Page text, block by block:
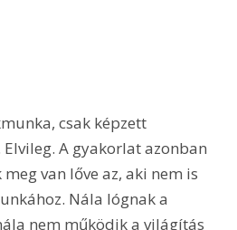
csak képzett
A gyakorlat azonban
van lőve az, aki nem is
Nála lógnak a
nem működik a világítás